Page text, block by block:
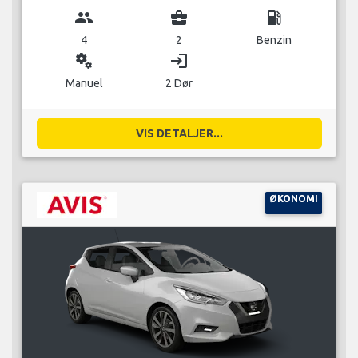
group
4
business_center
2
local_gas_station
Benzin
miscellaneous_services
Manuel
login
2 Dør
VIS DETALJER...
ØKONOMI